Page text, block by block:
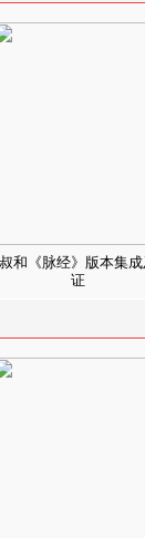
和《脉经》版本集
证